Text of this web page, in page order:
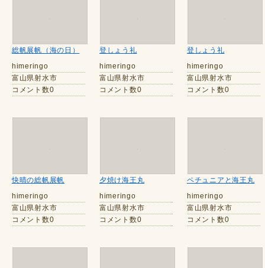
総帆展帆（海の日）
himeringo
富山県射水市
コメント数0
登しょう礼
himeringo
富山県射水市
コメント数0
登しょう礼
himeringo
富山県射水市
コメント数0
快晴の総帆展帆
himeringo
富山県射水市
コメント数0
夕焼け海王丸
himeringo
富山県射水市
コメント数0
ペチュニアと海王丸
himeringo
富山県射水市
コメント数0